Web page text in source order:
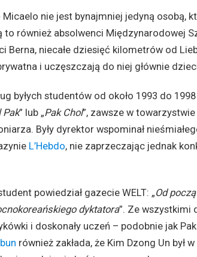
nie jest bynajmniej jedyną osobą,
to również absolwenci Międzynarodowej
Berna, niecałe dziesięć kilometrów od
i uczęszczają do niej głównie
byłych studentów od około 1993 do
Pak” lub „Pak Chol”, zawsze w
Były dyrektor wspominał
L’Hebdo, nie zaprzeczając jednak
powiedział gazecie WELT: „Od
dyktatora”. Ze wszystkimi
i doskonały uczeń – podobnie jak
również zakłada, że ​​Kim Dzong Un był